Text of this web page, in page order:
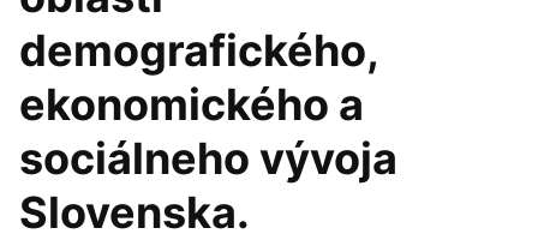
demografického,
ekonomického a
sociálneho vývoja
Slovenska.